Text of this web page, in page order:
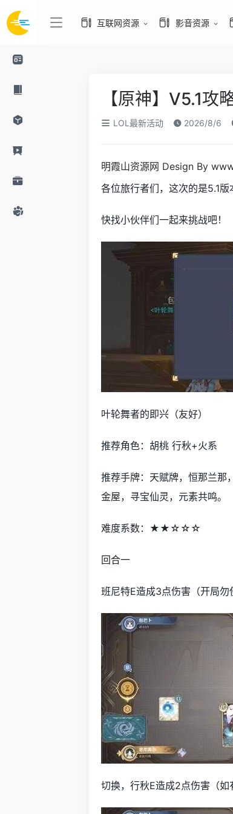
互联网资源 影音资源
【原神】V5.1攻
LOL最新活动 2026/8/6
明霞山资源网 Design By
各位旅行者们，这次的是5.1
快找小伙伴们一起来挑战吧！
叶轮舞者的即兴（友好）
推荐角色：胡桃 行秋+火系
推荐手牌：天赋牌，恒那兰那
金屋，寻宝仙灵，元素共鸣。
难度系数：★★☆☆☆
回合一
班尼特E造成3点伤害（开局勿
切换，行秋E造成2点伤害（如